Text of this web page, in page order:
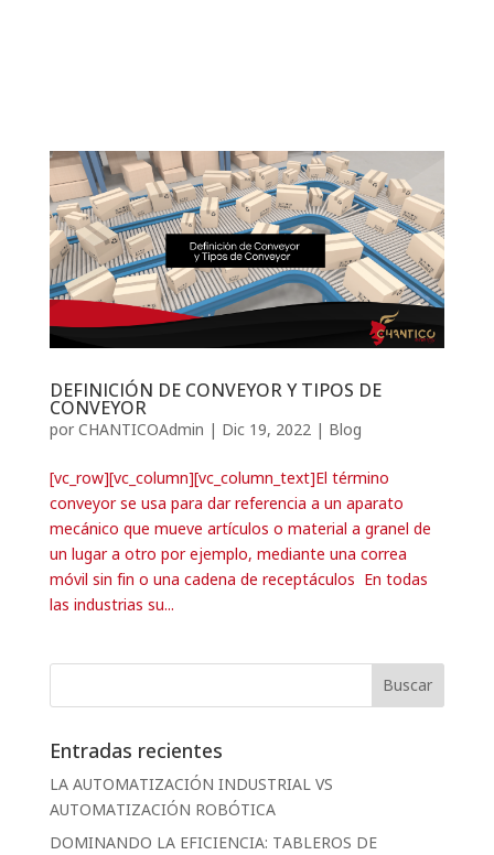
DEFINICIÓN DE CONVEYOR Y TIPOS DE
CONVEYOR
por CHANTICOAdmin | Dic 19, 2022 | Blog
[vc_row][vc_column][vc_column_text]El término
conveyor se usa para dar referencia a un aparato
mecánico que mueve artículos o material a granel de
un lugar a otro por ejemplo, mediante una correa
móvil sin fin o una cadena de receptáculos En todas
las industrias su...
Entradas recientes
LA AUTOMATIZACIÓN INDUSTRIAL VS
AUTOMATIZACIÓN ROBÓTICA
DOMINANDO LA EFICIENCIA: TABLEROS DE